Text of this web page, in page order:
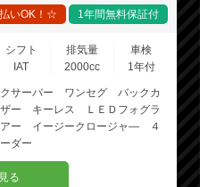
いOK！☆
1年間無料保証付
シフト
IAT
排気量
2000cc
車検
1年付
サーバー ワンセグ バックカ
ー キーレス ＬＥＤフォグラ
ー イージークロージャ― ４
ダー
る